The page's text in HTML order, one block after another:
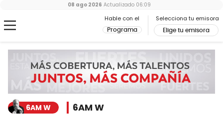
Hable con el
Programa
Selecciona tu emisora
Elige tu emisora
08 ago 2026 Actualizado 06:09
6AM W 6AM W